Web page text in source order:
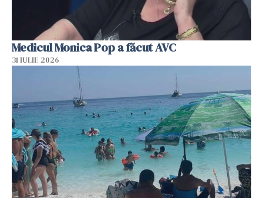
Medicul Monica Pop a făcut AVC
31 IULIE 2026